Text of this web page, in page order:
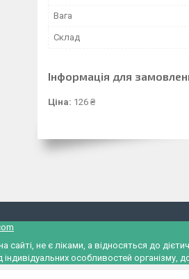
Вага
Склад
Інформація для
Ціна: 126 ₴
сайті, не є ліками, а відносяться до
особливостей організму,